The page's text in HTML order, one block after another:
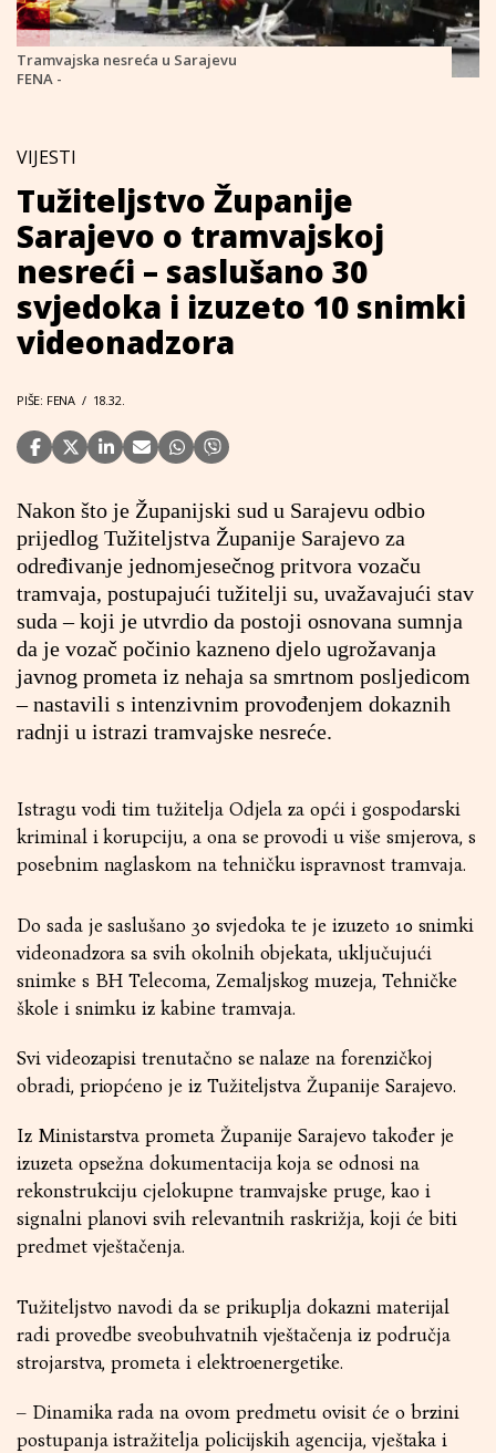
Tramvajska nesreća u Sarajevu
FENA -
VIJESTI
Tužiteljstvo Županije
Sarajevo o tramvajskoj
nesreći – saslušano 30
svjedoka i izuzeto 10 snimki
videonadzora
PIŠE: FENA / 18.32.
Nakon što je Županijski sud u Sarajevu odbio
prijedlog Tužiteljstva Županije Sarajevo za
određivanje jednomjesečnog pritvora vozaču
tramvaja, postupajući tužitelji su, uvažavajući stav
suda – koji je utvrdio da postoji osnovana sumnja
da je vozač počinio kazneno djelo ugrožavanja
javnog prometa iz nehaja sa smrtnom posljedicom
– nastavili s intenzivnim provođenjem dokaznih
radnji u istrazi tramvajske nesreće.
Istragu vodi tim tužitelja Odjela za opći i gospodarski
kriminal i korupciju, a ona se provodi u više smjerova, s
posebnim naglaskom na tehničku ispravnost tramvaja.
Do sada je saslušano 30 svjedoka te je izuzeto 10 snimki
videonadzora sa svih okolnih objekata, uključujući
snimke s BH Telecoma, Zemaljskog muzeja, Tehničke
škole i snimku iz kabine tramvaja.
Svi videozapisi trenutačno se nalaze na forenzičkoj
obradi, priopćeno je iz Tužiteljstva Županije Sarajevo.
Iz Ministarstva prometa Županije Sarajevo također je
izuzeta opsežna dokumentacija koja se odnosi na
rekonstrukciju cjelokupne tramvajske pruge, kao i
signalni planovi svih relevantnih raskrižja, koji će biti
predmet vještačenja.
Tužiteljstvo navodi da se prikuplja dokazni materijal
radi provedbe sveobuhvatnih vještačenja iz područja
strojarstva, prometa i elektroenergetike.
– Dinamika rada na ovom predmetu ovisit će o brzini
postupanja istražitelja policijskih agencija, vještaka i